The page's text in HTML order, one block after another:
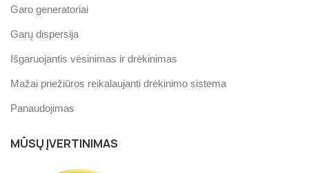
Garo generatoriai
Garų dispersija
Išgaruojantis vėsinimas ir drėkinimas
Mažai priežiūros reikalaujanti drėkinimo sistema
Panaudojimas
MŪSŲ ĮVERTINIMAS